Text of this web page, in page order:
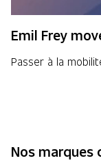
Emil Frey
Passer à la
Nos marques